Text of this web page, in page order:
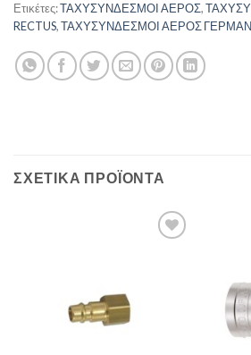
Ετικέτες:ΤΑΧΥΣΥΝΔΕΣΜΟΙ ΑΕΡΟΣ,
RECTUS,ΤΑΧΥΣΥΝΔΕΣΜΟΙ ΑΕΡΟΣ
ΣΧΕΤΙΚΆ ΠΡΟΪΌΝΤΑ